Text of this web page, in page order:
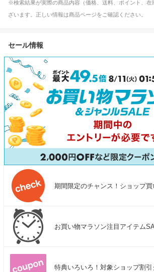
※検索結果が実際の商品内容（価格、送料、ポイント、在
ざいます。正しい情報は商品ページをご確認ください。
セール情報
期間限定のチャンス！ショップ
お買い物マラソン注目アイテム
特典いろいろ！対象ショップ割引